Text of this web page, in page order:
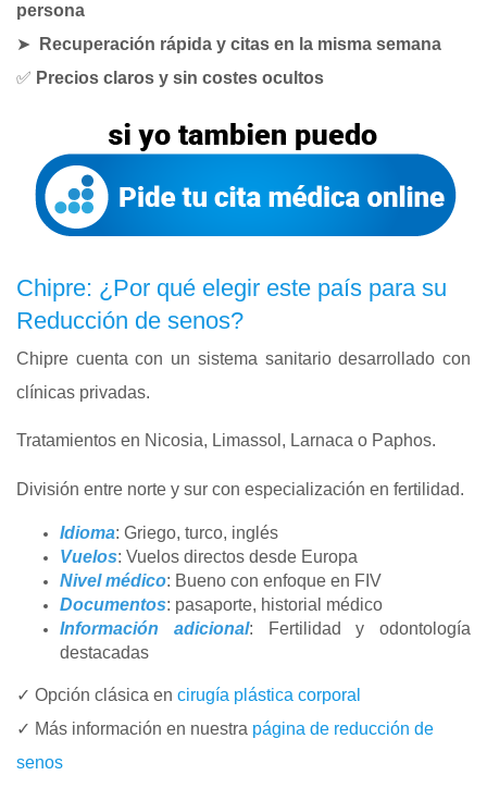
persona
➤
Recuperación rápida y citas en la misma semana
✅ Precios claros y sin costes ocultos
Chipre: ¿Por qué elegir este país para su
Reducción de senos?
Chipre cuenta con un sistema sanitario desarrollado con
clínicas privadas.
Tratamientos en Nicosia, Limassol, Larnaca o Paphos.
División entre norte y sur con especialización en fertilidad.
Idioma: Griego, turco, inglés
Vuelos: Vuelos directos desde Europa
Nivel médico: Bueno con enfoque en FIV
Documentos: pasaporte, historial médico
Información adicional: Fertilidad y odontología
destacadas
✓ Opción clásica en cirugía plástica corporal
✓ Más información en nuestra página de reducción de
senos